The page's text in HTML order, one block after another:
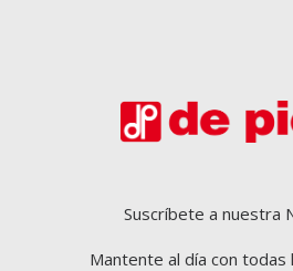
Suscríbete a nuestra
Mantente al día con todas